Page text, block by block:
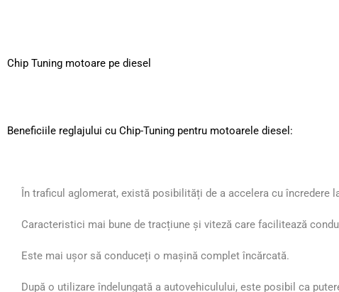
Chip Tuning motoare pe diesel
Beneficiile reglajului cu Chip-Tuning pentru motoarele diesel:
În traficul aglomerat, există posibilități de a accelera cu încredere
Caracteristici mai bune de tracțiune și viteză care facilitează
Este mai ușor să conduceți o mașină complet încărcată.
După o utilizare îndelungată a autovehiculului, este posibil ca